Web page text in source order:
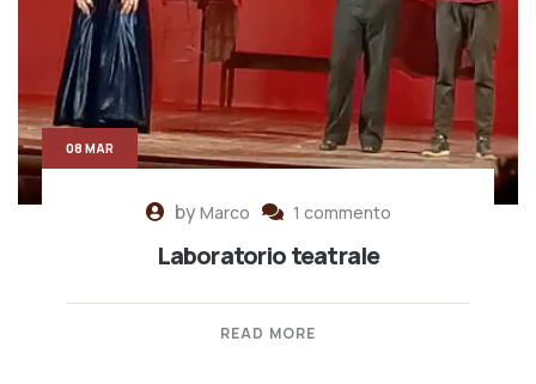
byMarco 1 commento
Laboratorio teatrale
READ MORE
08 MAR